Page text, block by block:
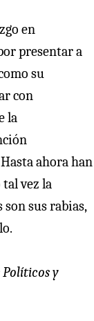
en
presentar a
su
con
la
ahora han
vez la
son sus rabias,
y